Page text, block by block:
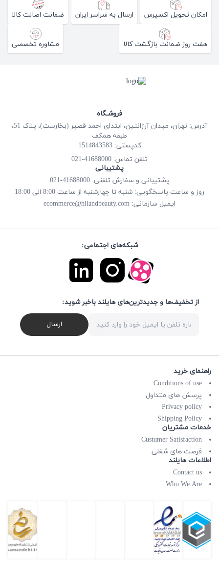
امکان تحویل اکسپرس ارسال به سراسر ایران ضمانت اصالت کالا
هفت روز ضمانت بازگشت کالا مشاوره تخصصی
فروشـگاه
آدرس: تهران، میدان آرژانتین، ابتدای احمد قصیر (بخارست)، پلاک 51،
طبقه همکف
کدپستی: 1514843583
تلفن تماس: 41688000-021
پشتیبانی
پشتیبانی و سفارش تلفنی: 41688000-021
روز و ساعت پاسخگویی: شنبه تا چهارشنبه از ساعت 8:00 الی 18:00
ایمیل سازمانی: ecommerce@hilandbeauty.com
شبکه‌های اجتماعی:
از تخفیف‌ها و جدیدترین‌های هایلند باخبر شوید:
ارسال
راهنمای خرید
Conditions of use
پرسش های متداول
Privacy policy
Shipping Policy
خدمات مشتریان
Custumer Satisfaction
فرصت های شغلی
اطلاعات هایلند
Contact us
Who We Are